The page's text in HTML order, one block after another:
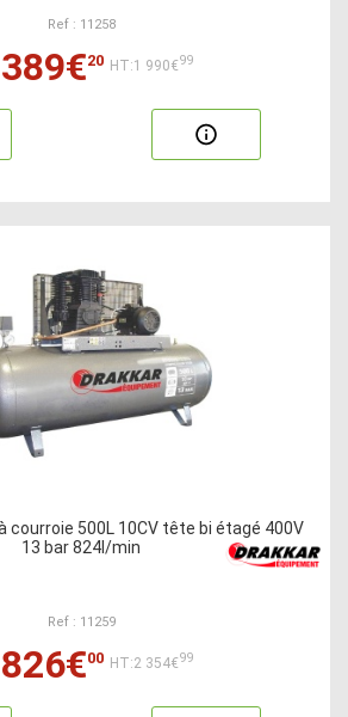
Ref : 11258
20 HT:1 990€99
courroie 500L 10CV tête bi étagé 400V
13 bar 824l/min
Ref : 11259
00 HT:2 354€99